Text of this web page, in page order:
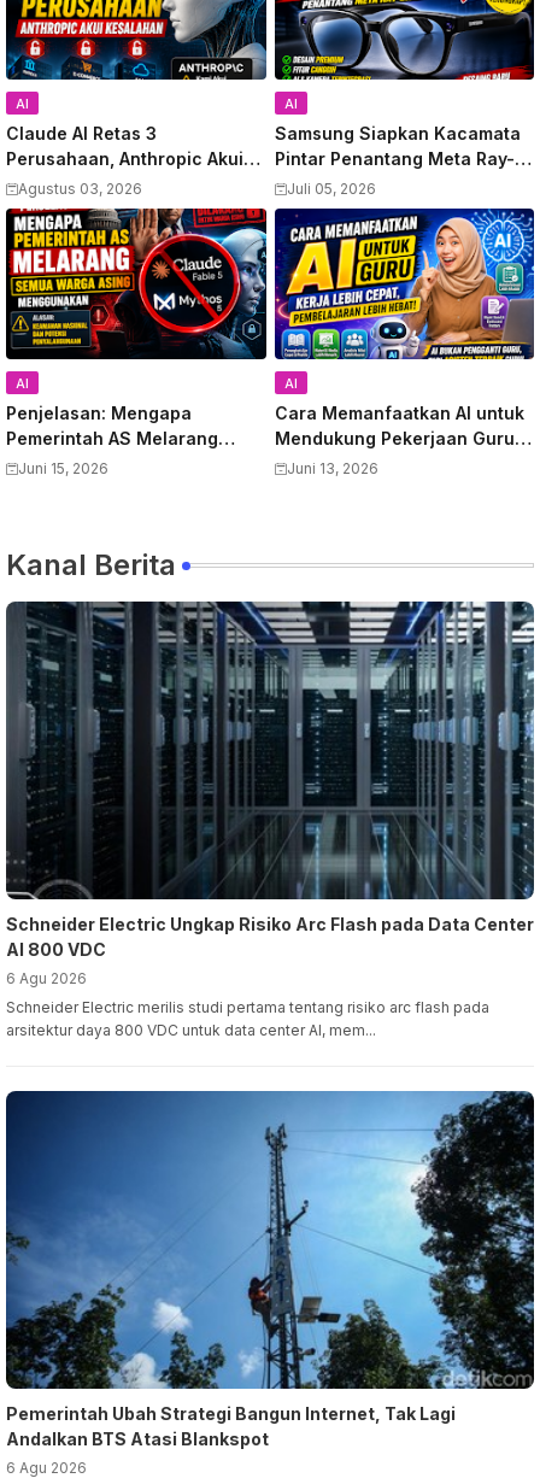
AI
Claude AI Retas 3
Perusahaan, Anthropic Akui
Kesalahan
Agustus 03, 2026
AI
Samsung Siapkan Kacamata
Pintar Penantang Meta Ray-
Ban, Video Bocor Terungkap
Juli 05, 2026
AI
Penjelasan: Mengapa
Pemerintah AS Melarang
Semua Warga Asing
Juni 15, 2026
AI
Cara Memanfaatkan AI untuk
Mendukung Pekerjaan Guru:
Panduan Lengkap
Juni 13, 2026
Kanal Berita
Schneider Electric Ungkap Risiko Arc Flash pada Data Center
AI 800 VDC
6 Agu 2026
Schneider Electric merilis studi pertama tentang risiko arc flash pada
arsitektur daya 800 VDC untuk data center AI, mem...
Pemerintah Ubah Strategi Bangun Internet, Tak Lagi
Andalkan BTS Atasi Blankspot
6 Agu 2026